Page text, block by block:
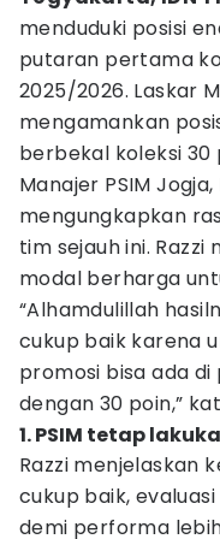
menduduki posisi
putaran pertama
2025/2026. Laskar
mengamankan
berbekal koleksi 30
Manajer PSIM
mengungkapkan
tim sejauh ini.
modal berharga
“Alhamdulillah
cukup baik karena
promosi bisa ada
dengan 30 poin,”
1. PSIM tetap
Razzi menjelaskan
cukup baik,
demi performa